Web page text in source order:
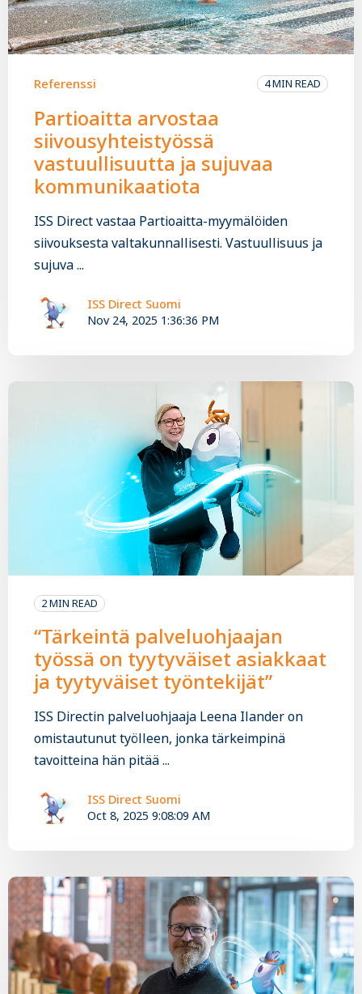
Referenssi 4 MIN READ
Partioaitta arvostaa
siivousyhteistyössä
vastuullisuutta ja sujuvaa
kommunikaatiota
ISS Direct vastaa Partioaitta-myymälöiden
siivouksesta valtakunnallisesti. Vastuullisuus ja
sujuva ...
ISS Direct Suomi
Nov 24, 2025 1:36:36 PM
2 MIN READ
“Tärkeintä palveluohjaajan
työssä on tyytyväiset asiakkaat
ja tyytyväiset työntekijät”
ISS Directin palveluohjaaja Leena Ilander on
omistautunut työlleen, jonka tärkeimpinä
tavoitteina hän pitää ...
ISS Direct Suomi
Oct 8, 2025 9:08:09 AM